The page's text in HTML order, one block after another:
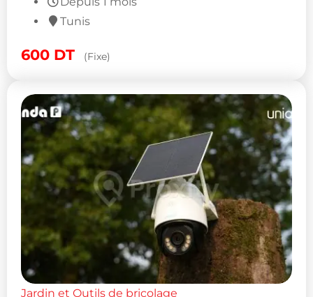
Tunis
600 DT (Fixe)
Jardin et Outils de bricolage